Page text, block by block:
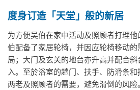
度身订造「天堂」般的新居
为方便吴伯在家中活动及照顾者打理
伯配备了家居轮椅，并因应轮椅移动
局；大门及玄关的地台亦升高并配合
入。至於浴室的趟门、扶手、防滑条
两老及照顾者的需要，避免滑倒的风